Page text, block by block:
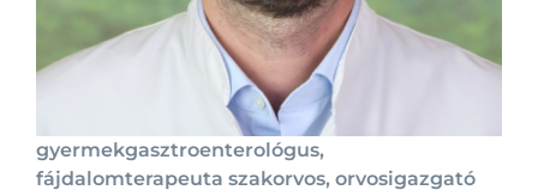
gyermekgasztroenterológus,
fájdalomterapeuta szakorvos, orvosigazgató